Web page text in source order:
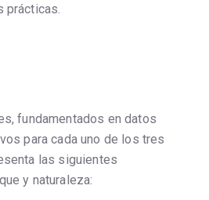
prácticas.
fundamentados en datos
para cada uno de los tres
las siguientes
y naturaleza: